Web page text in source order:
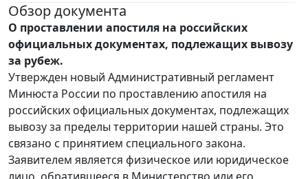
Обзор документа
О проставлении апостиля на российских
официальных документах, подлежащих вывозу
за рубеж.
Утвержден новый Административный регламент
Минюста России по проставлению апостиля на
российских официальных документах, подлежащих
вывозу за пределы территории нашей страны. Это
связано с принятием специального закона.
Заявителем является физическое или юридическое